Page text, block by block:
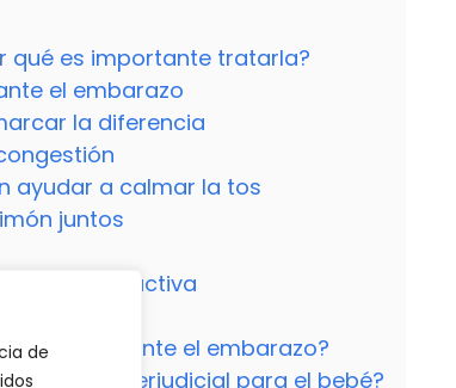
de
qué es importante tratarla?
el embarazo
la diferencia
ayudar a calmar la tos
juntos
seca y productiva
salud
la tos durante el embarazo?
ser perjudicial para el bebé?